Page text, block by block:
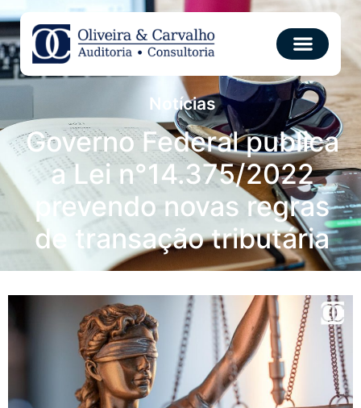
Notícias
Governo Federal publica
a Lei n°14.375/2022
prevendo novas regras
de transação tributária